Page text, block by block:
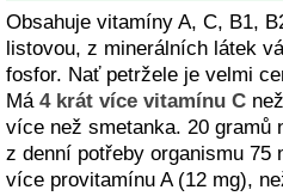
Obsahuje vitamíny A, C, B1,
listovou, z minerálních látek
fosfor. Nať petržele je velmi
Má 4 krát více vitamínu C
více než smetanka. 20 gramů
z denní potřeby organismu 75
více provitamínu A (12 mg),